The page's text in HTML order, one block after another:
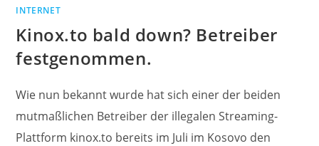
INTERNET
Kinox.to bald down? Betreiber
festgenommen.
Wie nun bekannt wurde hat sich einer der beiden
mutmaßlichen Betreiber der illegalen Streaming-
Plattform kinox.to bereits im Juli im Kosovo den